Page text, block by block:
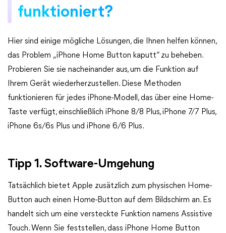
funktioniert?
Hier sind einige mögliche Lösungen, die Ihnen helfen können,
das Problem „iPhone Home Button kaputt“ zu beheben.
Probieren Sie sie nacheinander aus, um die Funktion auf
Ihrem Gerät wiederherzustellen. Diese Methoden
funktionieren für jedes iPhone-Modell, das über eine Home-
Taste verfügt, einschließlich iPhone 8/8 Plus, iPhone 7/7 Plus,
iPhone 6s/6s Plus und iPhone 6/6 Plus.
Tipp 1. Software-Umgehung
Tatsächlich bietet Apple zusätzlich zum physischen Home-
Button auch einen Home-Button auf dem Bildschirm an. Es
handelt sich um eine versteckte Funktion namens Assistive
Touch. Wenn Sie feststellen, dass iPhone Home Button